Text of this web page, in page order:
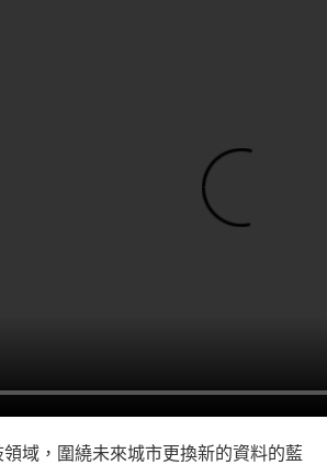
域，圍繞未來城市更換新的資料的藍